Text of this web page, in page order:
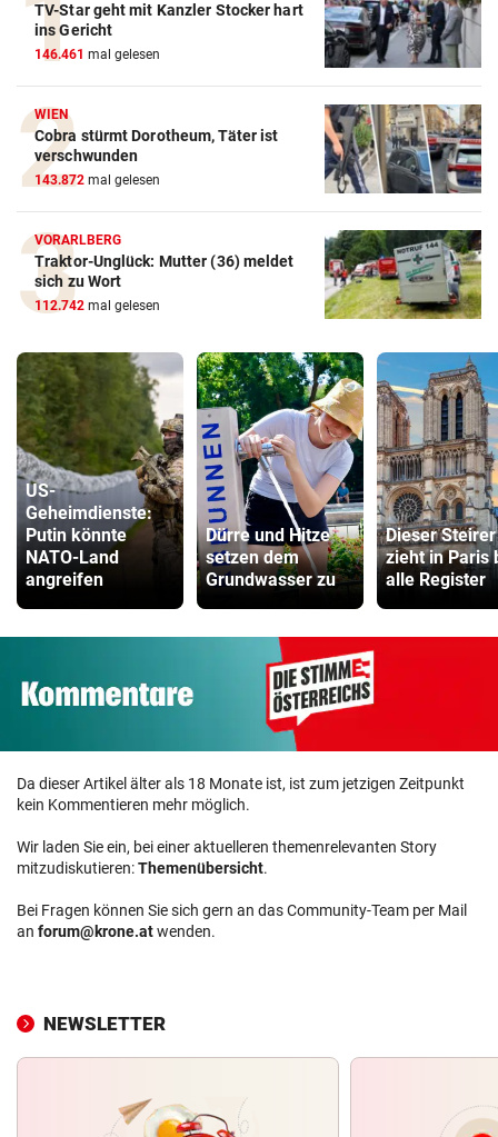
TV-Star geht mit Kanzler Stocker hart
ins Gericht
146.461 mal gelesen
WIEN
Cobra stürmt Dorotheum, Täter ist
verschwunden
143.872 mal gelesen
VORARLBERG
Traktor-Unglück: Mutter (36) meldet
sich zu Wort
112.742 mal gelesen
US-
Geheimdienste:
Putin könnte
NATO-Land
angreifen
Dürre und Hitze
setzen dem
Grundwasser zu
Dieser Steirer
zieht in Paris
alle Register
Da dieser Artikel älter als 18 Monate ist, ist zum jetzigen Zeitpunkt
kein Kommentieren mehr möglich.
Wir laden Sie ein, bei einer aktuelleren themenrelevanten Story
mitzudiskutieren:Themenübersicht.
Bei Fragen können Sie sich gern an das Community-Team per Mail
an forum@krone.atwenden.
NEWSLETTER